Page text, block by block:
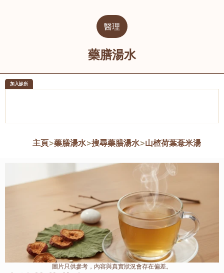
醫理
藥膳湯水
加入診所
主頁>藥膳湯水>搜尋藥膳湯水>山楂荷葉薏米湯
圖片只供參考，內容與真實狀況會存在偏差。